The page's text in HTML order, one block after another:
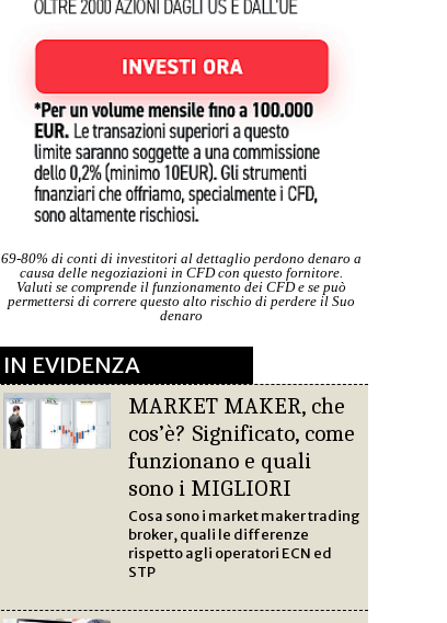
69-80% di conti di investitori al dettaglio perdono denaro a
causa delle negoziazioni in CFD con questo fornitore.
Valuti se comprende il funzionamento dei CFD e se può
permettersi di correre questo alto rischio di perdere il Suo
denaro
IN EVIDENZA
MARKET MAKER, che
cos’è? Significato, come
funzionano e quali
sono i MIGLIORI
Cosa sono i market maker trading
broker, quali le differenze
rispetto agli operatori ECN ed
STP